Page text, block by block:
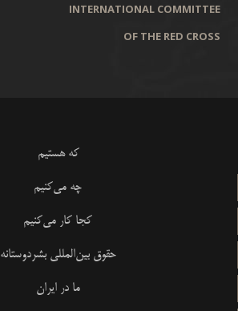
INTERNATIONAL COMMITTEE
OF THE RED CROSS
که هستیم
چه می‌کنیم
کجا کار می‌کنیم
حقوق بین‌المللی بشردوستانه
ما در ایران